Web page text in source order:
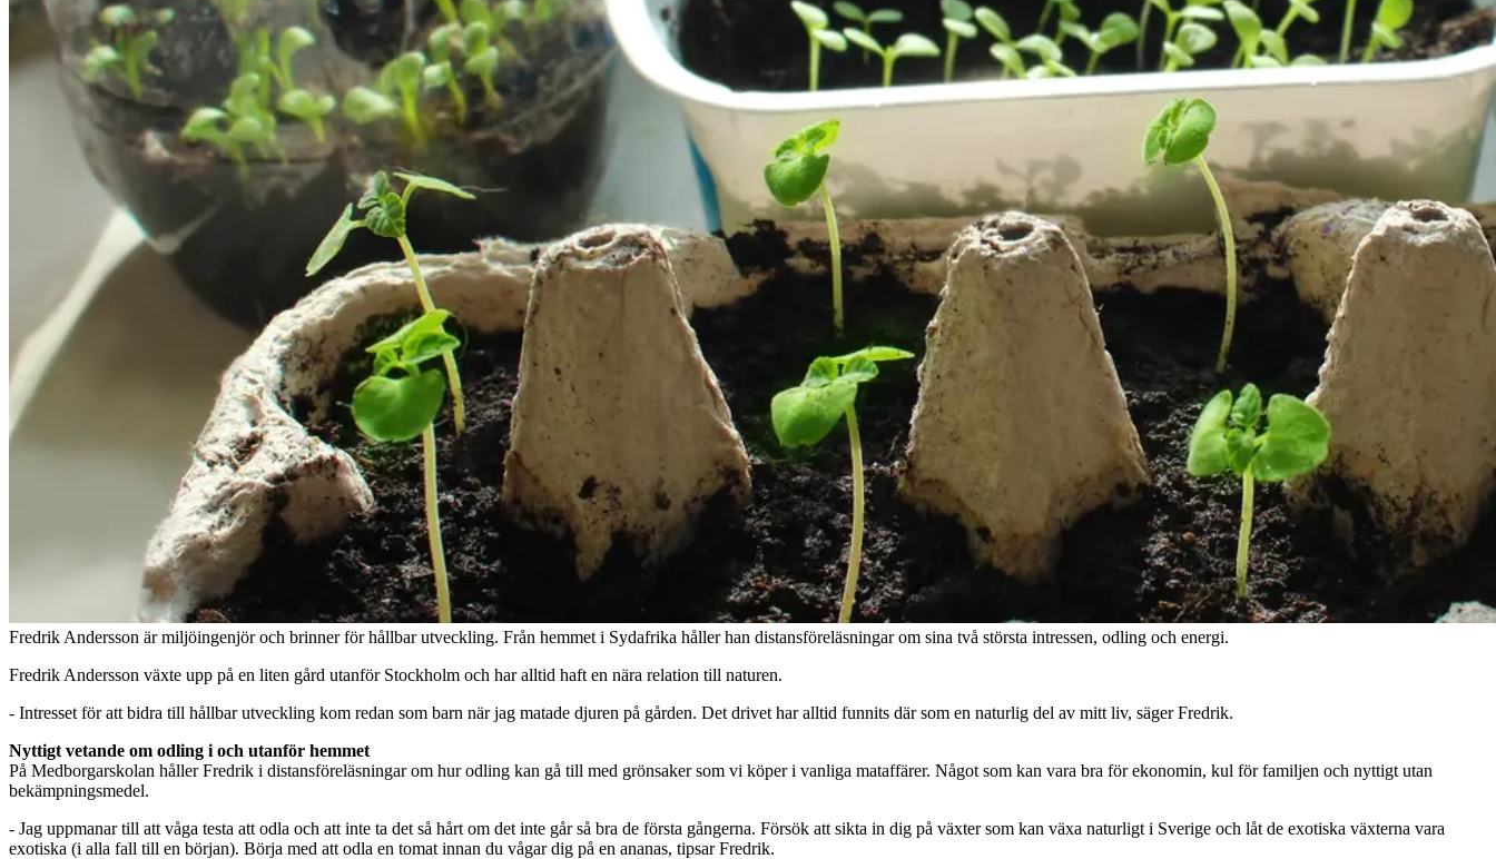
Fredrik Andersson är miljöingenjör och brinner för hållbar utveckling. Från hemmet i Sydafrika håller han distansföreläsningar om sina två största intressen, odling och energi.
Fredrik Andersson växte upp på en liten gård utanför Stockholm och har alltid haft en nära relation till naturen.
- Intresset för att bidra till hållbar utveckling kom redan som barn när jag matade djuren på gården. Det drivet har alltid funnits där som en naturlig del av mitt liv, säger Fredrik.
Nyttigt vetande om odling i och utanför hemmet
På Medborgarskolan håller Fredrik i distansföreläsningar om hur odling kan gå till med grönsaker som vi köper i vanliga mataffärer. Något som kan vara bra för ekonomin, kul för familjen och nyttigt utan
bekämpningsmedel.
- Jag uppmanar till att våga testa att odla och att inte ta det så hårt om det inte går så bra de första gångerna. Försök att sikta in dig på växter som kan växa naturligt i Sverige och låt de exotiska växterna vara
exotiska (i alla fall till en början). Börja med att odla en tomat innan du vågar dig på en ananas, tipsar Fredrik.